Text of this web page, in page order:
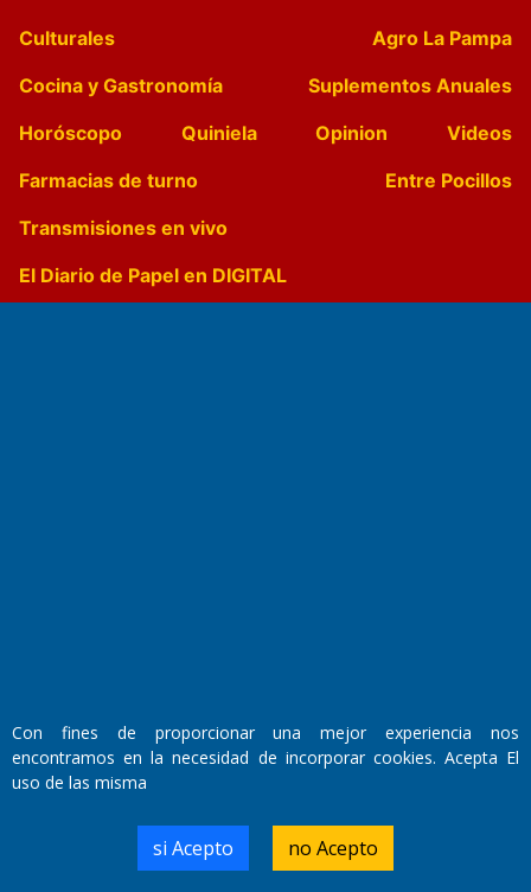
Culturales
Agro La Pampa
Cocina y Gastronomía
Suplementos Anuales
Horóscopo
Quiniela Opinion
Videos
Farmacias de turno
Entre Pocillos
Transmisiones en vivo
El Diario de Papel en DIGITAL
Director Periodístico:
Walter René Goñi
Domicilio Legal: José Ingenieros 855,
Santa Rosa, La Pampa.
Número de Registro DNDA:
Con fines de proporcionar una mejor experiencia nos
encontramos en la necesidad de incorporar cookies. Acepta El
uso de las misma
si Acepto no Acepto